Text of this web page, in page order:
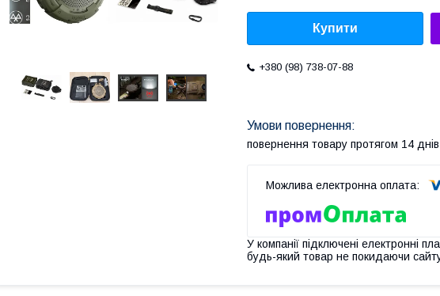
Купити
+380 (98) 738-07-88
повернення товару протягом 14 днів
У компанії підключені електронні
будь-який товар не покидаючи